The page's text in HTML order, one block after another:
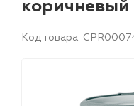
бетону,
коричневый
Код товара: